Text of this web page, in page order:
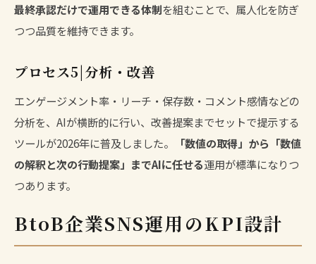
最終承認だけで運用できる体制を組むことで、属人化を防ぎ
つつ品質を維持できます。
プロセス5|分析・改善
エンゲージメント率・リーチ・保存数・コメント感情などの
分析を、AIが横断的に行い、改善提案までセットで提示する
ツールが2026年に普及しました。
「数値の取得」から「数値
の解釈と次の行動提案」までAIに任せる運用が標準になりつ
つあります。
BtoB企業SNS運用のKPI設計